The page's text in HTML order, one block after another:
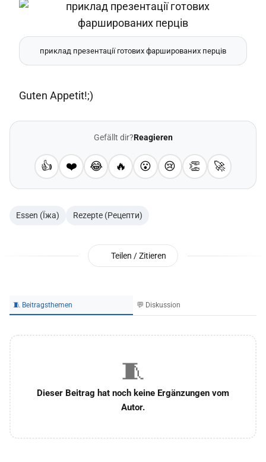
приклад презентації готових фаршированих перців
Guten Appetit!;)
Gefällt dir?Reagieren
👍 ❤️ 😂 🔥 😮 😢 👏 🚀
Essen (Їжа) Rezepte (Рецепти)
Teilen / Zitieren
🧵 Beitragsthemen 💬 Diskussion
🧵
Dieser Beitrag hat noch keine Ergänzungen vom
Autor.